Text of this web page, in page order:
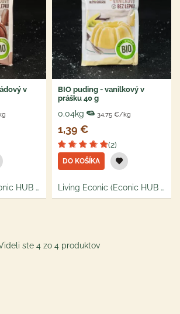
v
Living Econic (Econic HUB s.r.o.)
BIO puding - vanilkový v
prášku 40 g
0.04kg 34,75 €/kg
1,39 €
(2)
DO KOŠÍKA
Living Econic (Econic HUB s.r.o.)
ste 4 zo 4 produktov